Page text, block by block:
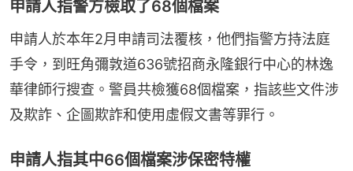
申請人指警方檢取了68個檔案
申請人於本年2月申請司法覆核，他們指警方持法庭
手令，到旺角彌敦道636號招商永隆銀行中心的林逸
華律師行搜查。警員共檢獲68個檔案，指該些文件涉
及欺詐、企圖欺詐和使用虛假文書等罪行。
申請人指其中66個檔案涉保密特權